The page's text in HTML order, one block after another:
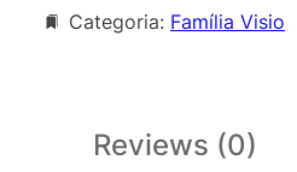
t
Categoria: Família Visio
Reviews (0)